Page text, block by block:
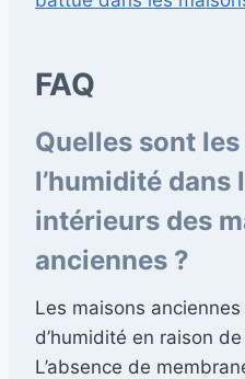
FAQ
Quelles sont
l’humidité dans
intérieurs des
anciennes ?
Les maisons
d’humidité en raison
L’absence de